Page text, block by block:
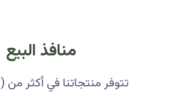
منافذ البيع
تتوفر منتجاتنا في أكثر من (16) مدينه